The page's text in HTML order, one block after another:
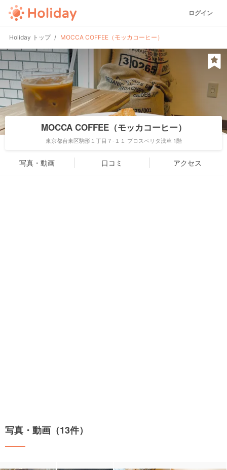
ログイン
Holiday トップ MOCCA COFFEE（モッカコーヒー）
MOCCA COFFEE（モッカコーヒー）
東京都台東区駒形１丁目７-１１ プロスペリタ浅草 1階
写真・動画 口コミ アクセス
写真・動画（13件）